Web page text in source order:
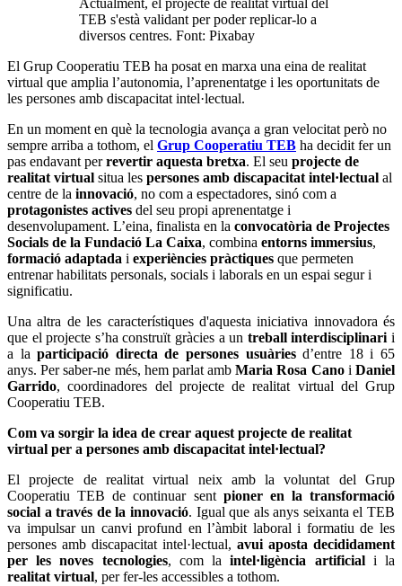
Actualment, el projecte de realitat virtual del
TEB s'està validant per poder replicar-lo a
diversos centres. Font: Pixabay
El Grup Cooperatiu TEB ha posat en marxa una eina de realitat
virtual que amplia l’autonomia, l’aprenentatge i les oportunitats de
les persones amb discapacitat intel·lectual.
En un moment en què la tecnologia avança a gran velocitat però no
sempre arriba a tothom, el Grup Cooperatiu TEB ha decidit fer un
pas endavant perrevertir aquesta bretxa. El seu projecte de
realitat virtual situa les persones amb discapacitat intel·lectual al
centre de la innovació, no com a espectadores, sinó com a
protagonistes actives del seu propi aprenentatge i
desenvolupament. L’eina, finalista en la convocatòria de Projectes
Socials de la Fundació La Caixa, combina entorns immersius,
formació adaptada i experiències pràctiques que permeten
entrenar habilitats personals, socials i laborals en un espai segur i
significatiu.
Una altra de les característiques d'aquesta iniciativa innovadora és
que el projecte s’ha construït gràcies a un treball interdisciplinarii
a laparticipació directa de persones usuàriesd’entre 18 i 65
anys. Per saber-ne més, hem parlat ambMaria Rosa CanoiDaniel
Garrido, coordinadores del projecte de realitat virtual del Grup
Cooperatiu TEB.
Com va sorgir la idea de crear aquest projecte de realitat
virtual per a persones amb discapacitat intel·lectual?
El projecte de realitat virtual neix amb la voluntat del Grup
Cooperatiu TEB de continuar sent pioner en la transformació
social a través de la innovació. Igual que als anys seixanta el TEB
va impulsar un canvi profund en l’àmbit laboral i formatiu de les
persones amb discapacitat intel·lectual, avui aposta decididament
per les noves tecnologies, com laintel·ligència artificial i la
realitat virtual, per fer-les accessibles a tothom.